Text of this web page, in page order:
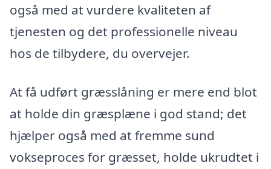
også med at vurdere kvaliteten af
tjenesten og det professionelle niveau
hos de tilbydere, du overvejer.
At få udført græsslåning er mere end blot
at holde din græsplæne i god stand; det
hjælper også med at fremme sund
vokseproces for græsset, holde ukrudtet i